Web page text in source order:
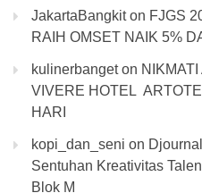
JakartaBangkiton FJGS
RAIH OMSET NAIK 5%
kulinerbangeton NIKMATI
VIVERE HOTEL
HARI
kopi_dan_seni on
Sentuhan Kreativitas
Blok M